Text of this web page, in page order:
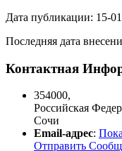
Дата публикации: 15-
Последняя дата
Контактная
354000,
Российская
Сочи
Email-адрес:
Отправить